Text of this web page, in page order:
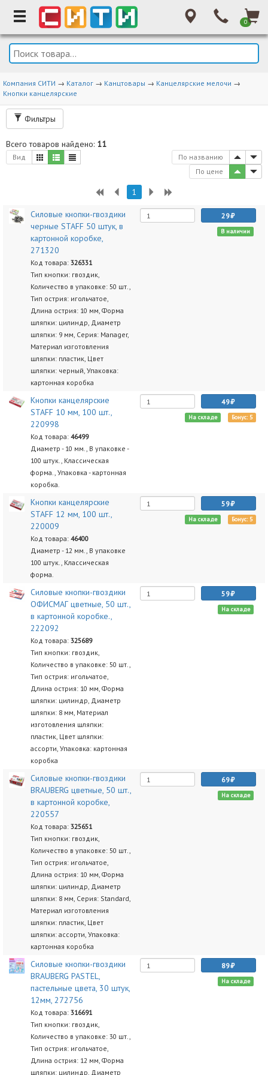
0
Компания СИТИ → Каталог → Канцтовары → Канцелярские мелочи →
Кнопки канцелярские
Фильтры
Всего товаров найдено: 11
Вид
По названию
По цене
1
Силовые кнопки-гвоздики
черные STAFF 50 штук, в
картонной коробке,
271320
Код товара: 326331
Тип кнопки: гвоздик,
Количество в упаковке: 50 шт.,
Тип острия: игольчатое,
Длина острия: 10 мм, Форма
шляпки: цилиндр, Диаметр
шляпки: 9 мм, Серия: Manager,
Материал изготовления
шляпки: пластик, Цвет
шляпки: черный, Упаковка:
картонная коробка
29
В наличии
Кнопки канцелярские
STAFF 10 мм, 100 шт.,
220998
Код товара: 46499
Диаметр - 10 мм., В упаковке -
100 штук., Классическая
форма., Упаковка - картонная
коробка.
49
На складе Бонус: 5
Кнопки канцелярские
STAFF 12 мм, 100 шт.,
220009
Код товара: 46400
Диаметр - 12 мм., В упаковке
100 штук., Классическая
форма.
59
На складе Бонус: 5
Силовые кнопки-гвоздики
ОФИСМАГ цветные, 50 шт.,
в картонной коробке.,
222092
Код товара: 325689
Тип кнопки: гвоздик,
Количество в упаковке: 50 шт.,
Тип острия: игольчатое,
Длина острия: 10 мм, Форма
шляпки: цилиндр, Диаметр
шляпки: 8 мм, Материал
изготовления шляпки:
пластик, Цвет шляпки:
ассорти, Упаковка: картонная
коробка
59
На складе
Силовые кнопки-гвоздики
BRAUBERG цветные, 50 шт.,
в картонной коробке,
220557
Код товара: 325651
Тип кнопки: гвоздик,
Количество в упаковке: 50 шт.,
Тип острия: игольчатое,
Длина острия: 10 мм, Форма
шляпки: цилиндр, Диаметр
шляпки: 8 мм, Серия: Standard,
Материал изготовления
шляпки: пластик, Цвет
шляпки: ассорти, Упаковка:
картонная коробка
69
На складе
Силовые кнопки-гвоздики
BRAUBERG PASTEL,
пастельные цвета, 30 штук,
12мм, 272756
Код товара: 316691
Тип кнопки: гвоздик,
Количество в упаковке: 30 шт.,
Тип острия: игольчатое,
Длина острия: 12 мм, Форма
шляпки: цилиндр, Диаметр
89
На складе